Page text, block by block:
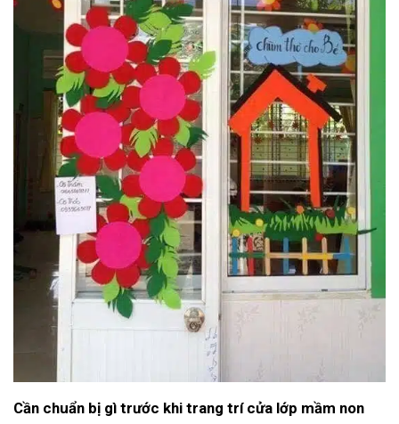
Cần chuẩn bị gì trước khi trang trí cửa lớp mầm non